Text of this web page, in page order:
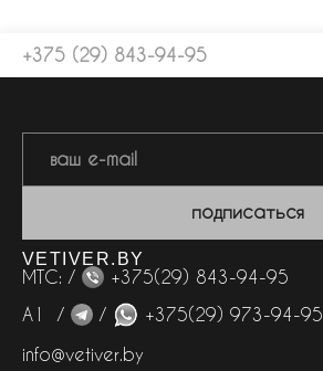
+375 (29) 843-94-95
подписаться
VETIVER.BY
МТС: /
+375(29) 843-94-95
А1 /
/
+375(29) 973-94-95
info@vetiver.by